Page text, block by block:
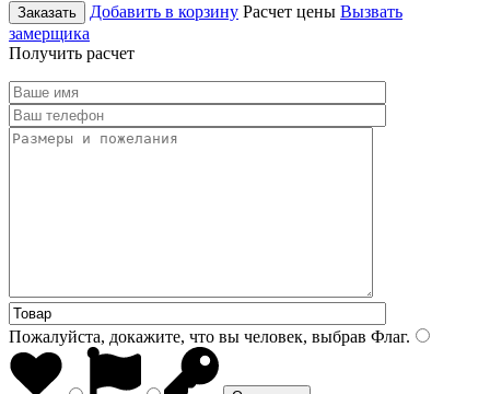
Заказать Добавить в корзину Расчет цены Вызвать
замерщика
Получить расчет
Пожалуйста, докажите, что вы человек, выбрав Флаг.